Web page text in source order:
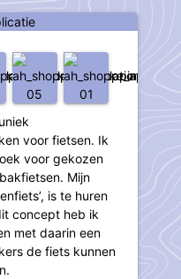
voor fietsen. Ik
voor gekozen
Mijn
is te huren
concept heb ik
met daarin een
de fiets kunnen